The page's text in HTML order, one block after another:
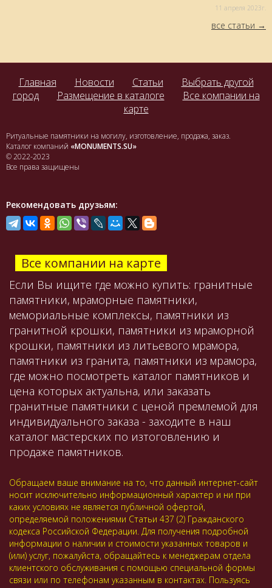
11 aпреля 2023г.
все статьи
Главная Новости Статьи
Выбрать другой
город
Размещение в каталоге
Все компании на
карте
Ритуальные памятники на могилу, изготовление, продажа, заказ.
Каталог компаний «MONUMENTS.SU»
© 2022-2023
Все права защищены
Рекомендовать друзьям:
Все компании на карте
Если Вы ищите где можно купить: гранитные
памятники, мраморные памятники,
мемориальные комплексы, памятники из
гранитной крошки, памятники из мраморной
крошки, памятники из литьевого мрамора,
памятники из гранита, памятники из мрамора,
где можно посмотреть каталог памятников и
цена которых актуальна, или заказать
гранитные памятники с ценой премлемой для
индивидуального заказа - заходите в наш
каталог мастерских по изтоговлению и
продаже памятников.
Обращаем ваше внимание на то, что данный интернет-сайт
носит исключительно информационный характер и ни при
каких условиях не является публичной офертой,
определяемой положениями Статьи 437 (2) Гражданского
кодекса Российской Федерации. Для получения подробной
информации о наличии и стоимости указанных товаров и
(или) услуг, пожалуйста, обращайтесь к менеджерам отдела
клиентского обслуживания с помощью специальной формы
связи или по телефонам указанным в контактах. Пользуясь